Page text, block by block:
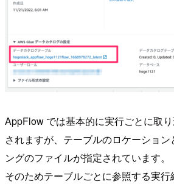
AppFlow では基本的に実行ごとに取
されますが、テーブルのロケーション
ングのファイルが指定されています。
そのためテーブルごとに参照する実